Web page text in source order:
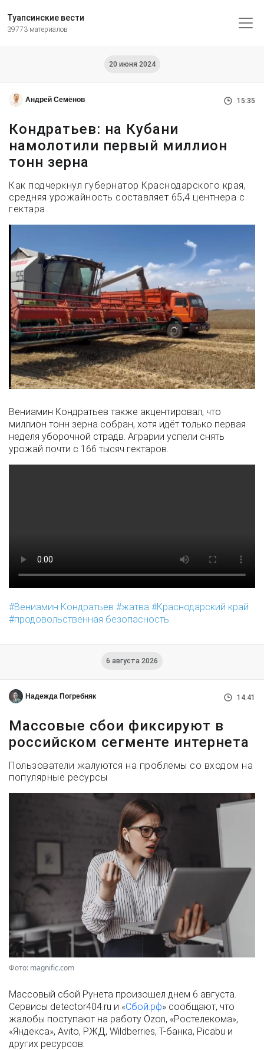
Туапсинские вести
39773 материалов
20 июня 2024
Андрей Семёнов 15:35
Кондратьев: на Кубани
намолотили первый миллион
тонн зерна
Как подчеркнул губернатор Краснодарского края,
средняя урожайность составляет 65,4 центнера с
гектара.
Вениамин Кондратьев также акцентировал, что
миллион тонн зерна собран, хотя идёт только первая
неделя уборочной страдв. Аграрии успели снять
урожай почти с 166 тысяч гектаров.
Вениамин Кондратьев жатва
Краснодарский край
продовольственная безопасность
6 августа 2026
Надежда Погребняк 14:41
Массовые сбои фиксируют в
российском сегменте интернета
Пользователи жалуются на проблемы со входом на
популярные ресурсы
Фото: magnific.com
Массовый сбой Рунета произошел днем 6 августа.
Сервисы detector404.ru и «Сбой.рф» сообщают, что
жалобы поступают на работу Ozon, «Ростелекома»,
«Яндекса», Avito, РЖД, Wildberries, Т-банка, Picabu и
других ресурсов.